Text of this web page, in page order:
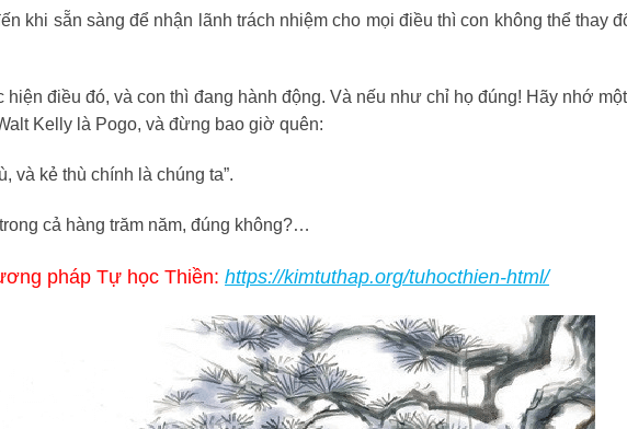
khi sẵn sàng để nhận lãnh trách nhiệm cho mọi điều thì con không thể thay
điều đó, và con thì đang hành động. Và nếu như chỉ họ đúng! Hãy nhớ
Kelly là Pogo, và đừng bao giờ quên:
và kẻ thù chính là chúng ta”.
cả hàng trăm năm, đúng không?…
pháp Tự học Thiền: https://kimtuthap.org/tuhocthien-html/